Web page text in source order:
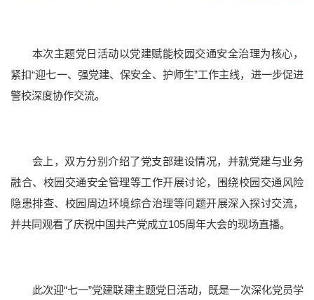
科研概况 科研平台 科研团队 科研成果 学术期刊
本次主题党日活动以党建赋能校园交通安全治理为核心，
紧扣“迎七一、强党建、保安全、护师生”工作主线，进一步促进
警校深度协作交流。
会上，双方分别介绍了党支部建设情况，并就党建与业务
融合、校园交通安全管理等工作开展讨论，围绕校园交通风险
隐患排查、校园周边环境综合治理等问题开展深入探讨交流，
并共同观看了庆祝中国共产党成立105周年大会的现场直播。
此次迎“七一”党建联建主题党日活动，既是一次深化党员学